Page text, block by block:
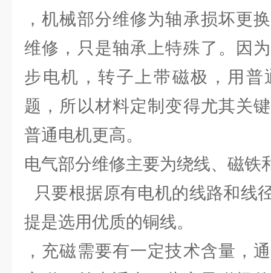
，机械部分维修为轴承损坏更
维修，只是轴承上特殊了。因
步电机，转子上带磁极，用
题，所以材料定制变得尤其关
普通电机更高。
电气部分维修主要为绕线、磁铁
只要根据原有电机的线路和线
提是选用优质的铜线。
，充磁需要有一定技术含量，